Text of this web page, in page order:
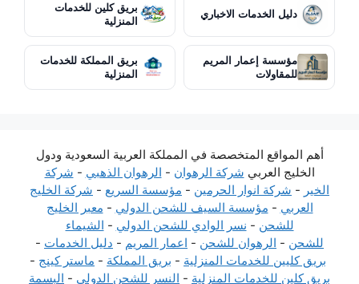
دليل الخدمات الاخباري
بريق كلين للخدمات
المنزلية
مؤسسة إعمار المريم
للمقاولات
بريق المملكة للخدمات
المنزلية
أهم المواقع المتخصصة في المملكة العربية السعودية ودول
الخليج العربي شركة الرهوان - الرهوان الذهبي - شركة
الخير - شركة انوار الحرمين - مؤسسة السريع - شركة الخليج
العربي - مؤسسة السيف للشحن الدولي - معبر الخليج
للشحن - نسر الوادي للشحن الدولي - الشيماء
للشحن - الرهوان للشحن - اعمار المريم - دليل الخدمات -
بريق كليين للخدمات المنزلية - بريق المملكة - ماستر كينج -
بريق كلين للخدمات المنزلية - النسر للشحن الدولي - البسمة